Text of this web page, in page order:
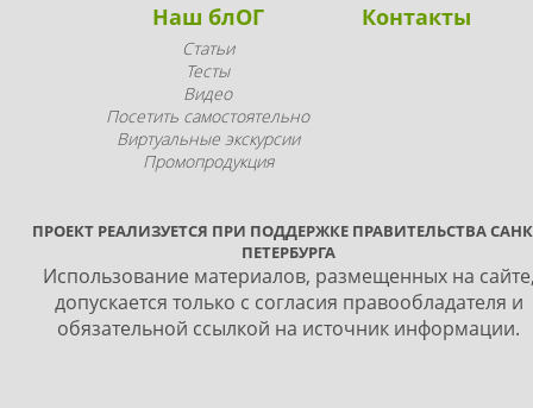
Наш блОГ
Статьи
Тесты
Видео
Посетить самостоятельно
Виртуальные экскурсии
Промопродукция
Контакты
ПРОЕКТ РЕАЛИЗУЕТСЯ ПРИ ПОДДЕРЖКЕ ПРАВИТЕЛЬСТВА
ПЕТЕРБУРГА
Использование материалов, размещенных на
допускается только с согласия правообладателя и
обязательной ссылкой на источник информации.